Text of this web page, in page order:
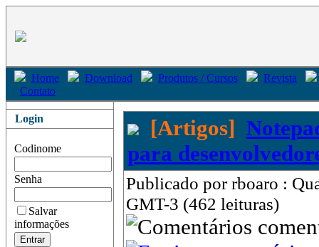
Home Download Produtos / Cursos
Revista
Contato
Login
Codinome
Senha
Salvar
informações
[Artigos]
para
Publicado por rboaro :
GMT-3 (462 leituras)